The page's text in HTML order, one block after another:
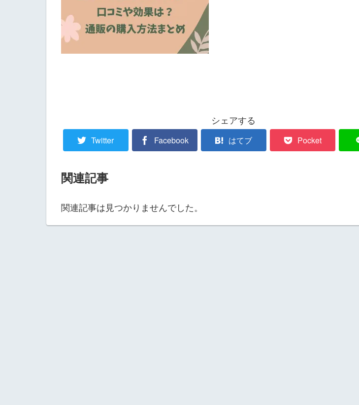
シェアする
Twitter Facebook はてブ Pocket
関連記事
関連記事は見つかりませんでした。